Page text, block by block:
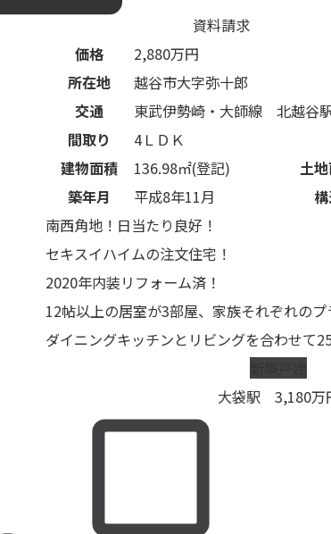
資料請求
価格
2,880万円
所在地
越谷市大字弥十郎
交通
東武伊勢崎・大師線 北越谷
間取り
4ＬＤＫ
建物面積
136.98㎡(登記) 土
築年月
平成8年11月
南西角地！日当たり良好！
セキスイハイムの注文住宅！
2020年内装リフォーム済！
12帖以上の居室が3部屋、家族それぞれの
ダイニングキッチンとリビングを合わせて
大袋駅
3,180万